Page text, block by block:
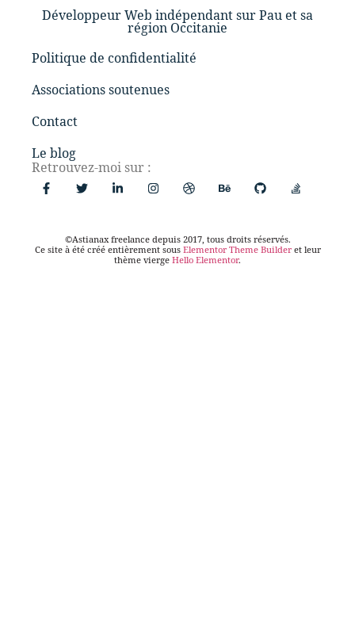
Développeur Web indépendant sur Pau et sa
région Occitanie
Politique de confidentialité
Associations soutenues
Contact
Le blog
Retrouvez-moi sur :
©Astianax freelance depuis 2017, tous droits réservés.
Ce site à été créé entièrement sous Elementor Theme Builderet leur
thème vierge Hello Elementor.